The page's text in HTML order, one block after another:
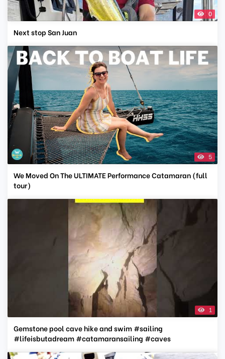
0
Next stop San Juan
5
We Moved On The ULTIMATE Performance Catamaran (full
tour)
1
Gemstone pool cave hike and swim #sailing
#lifeisbutadream #catamaransailing #caves